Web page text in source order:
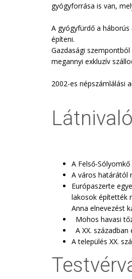
gyógyforrása is van,
A gyógyfürdő a
építeni.
Gazdasági
megannyi exkluzív
2002-es népszámlálási
A Felső-
A város határától
Európaszerte
lakosok építették
Anna elnevezést
Mohos havasi
A XX.
A település XX.